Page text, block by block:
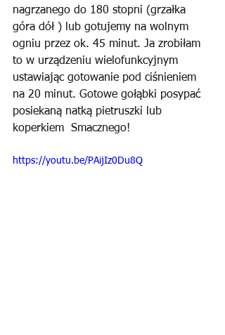
nagrzanego do 180 stopni (grzałka
góra dół ) lub gotujemy na wolnym
ogniu przez ok. 45 minut. Ja zrobiłam
to w urządzeniu wielofunkcyjnym
ustawiając gotowanie pod ciśnieniem
na 20 minut. Gotowe gołąbki posypać
posiekaną natką pietruszki lub
koperkiem  Smacznego!
https://youtu.be/PAijIz0Du8Q